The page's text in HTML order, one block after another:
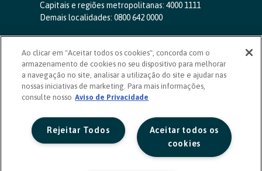
Capitais e regiões metropolitanas: 4000 1111
Demais localidades: 0800 642 0000
SAC 24 horas-0800 724 4420
Ouvidoria
0800 725 0996
(de segunda a sexta, das 8h às 20h)
ouvidoriasicoob.com.br
Deficientes auditivos ou de fala
Ao clicar em "Aceitar todos os cookies", concorda com o
armazenamento de cookies no seu dispositivo para melhorar
a navegação no site, analisar a utilização do site e ajudar nas
nossas iniciativas de marketing. Para mais informações,
consulte nosso Aviso de Privacidade
Aceitar todos os
cookies
Rejeitar Todos